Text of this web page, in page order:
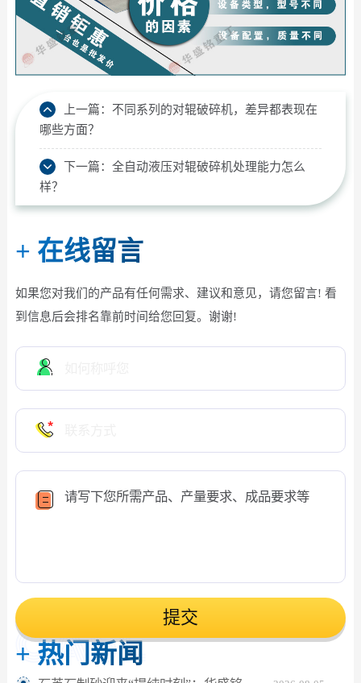
上一篇： 不同系列的对辊破碎机，差异都表现在
哪些方面？
下一篇： 全自动液压对辊破碎机处理能力怎么
样？
+ 在线留言
如果您对我们的产品有任何需求、建议和意见，请您留言! 看
到信息后会排名靠前时间给您回复。谢谢!
提交
+ 热门新闻